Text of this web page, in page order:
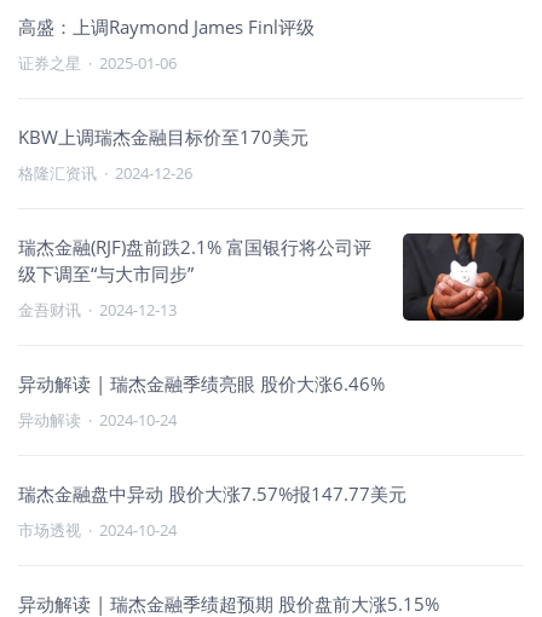
高盛：上调Raymond James Finl评级
证券之星 · 2025-01-06
KBW上调瑞杰金融目标价至170美元
格隆汇资讯 · 2024-12-26
瑞杰金融(RJF)盘前跌2.1% 富国银行将公司评
级下调至“与大市同步”
金吾财讯 · 2024-12-13
异动解读 | 瑞杰金融季绩亮眼 股价大涨6.46%
异动解读 · 2024-10-24
瑞杰金融盘中异动 股价大涨7.57%报147.77美元
市场透视 · 2024-10-24
异动解读 | 瑞杰金融季绩超预期 股价盘前大涨5.15%